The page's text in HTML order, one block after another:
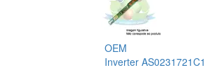
OEM
Inverter AS0231721C1